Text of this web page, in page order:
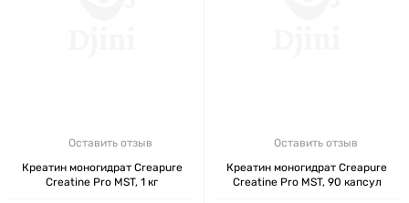
Оставить отзыв
Креатин моногидрат Creapure
Creatine Pro MST, 1 кг
Оставить отзыв
Креатин моногидрат Creapure
Creatine Pro MST, 90 капсул